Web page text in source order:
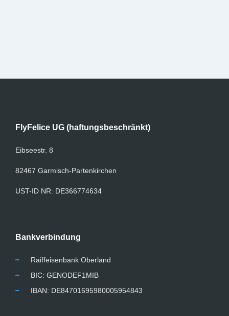
FlyFelice UG (haftungsbeschränkt)
Eibseestr. 8
82467 Garmisch-Partenkirchen
UST-ID NR: DE366774634
Bankverbindung
Raiffeisenbank Oberland
BIC: GENODEF1MIB
IBAN: DE84701695980005954843